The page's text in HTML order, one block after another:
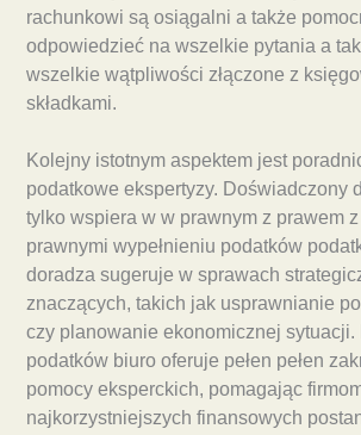
rachunkowi są osiągalni a także
odpowiedzieć na wszelkie pytania a
wszelkie wątpliwości złączone z
składkami.
Kolejny istotnym aspektem jest
podatkowe ekspertyzy. Doświadczony
tylko wspiera w w prawnym z prawem
prawnymi wypełnieniu podatków
doradza sugeruje w sprawach
znaczących, takich jak usprawnianie
czy planowanie ekonomicznej sytuacji.
podatków biuro oferuje pełen pełen
pomocy eksperckich, pomagając
najkorzystniejszych finansowych